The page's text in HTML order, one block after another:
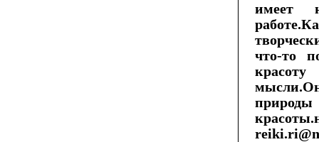
имеет
что-то